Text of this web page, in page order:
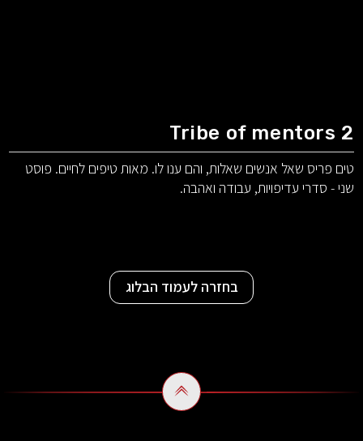
Tribe of mentors 2
טים פריס שאל אנשים שאלות, והם ענו לו. מאות טיפים לחיים. פוסט
שני - סדרי עדיפויות, עבודה ואהבה.
בחזרה לעמוד הבלוג